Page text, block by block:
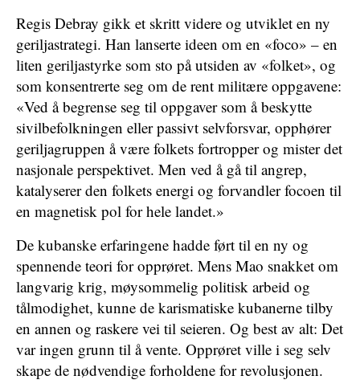
Regis Debray gikk et skritt videre og utviklet en ny
geriljastrategi. Han lanserte ideen om en «foco» – en
liten geriljastyrke som sto på utsiden av «folket», og
som konsentrerte seg om de rent militære oppgavene:
«Ved å begrense seg til oppgaver som å beskytte
sivilbefolkningen eller passivt selvforsvar, opphører
geriljagruppen å være folkets fortropper og mister det
nasjonale perspektivet. Men ved å gå til angrep,
katalyserer den folkets energi og forvandler focoen til
en magnetisk pol for hele landet.»
De kubanske erfaringene hadde ført til en ny og
spennende teori for opprøret. Mens Mao snakket om
langvarig krig, møysommelig politisk arbeid og
tålmodighet, kunne de karismatiske kubanerne tilby
en annen og raskere vei til seieren. Og best av alt: Det
var ingen grunn til å vente. Opprøret ville i seg selv
skape de nødvendige forholdene for revolusjonen.